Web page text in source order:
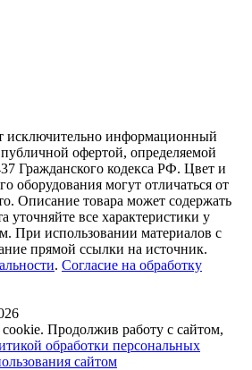
исключительно информационный
публичной офертой, определяемой
Гражданского кодекса РФ. Цвет и
оборудования могут отличаться от
Описание товара может содержать
уточняйте все характеристики у
При использовании материалов с
прямой ссылки на источник.
. Согласие на обработку
Продолжив работу с сайтом,
обработки персональных
сайтом